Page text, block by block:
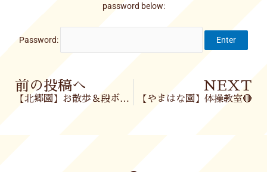
password below:
Password:
Prev
前の投稿へ
【北郷園】お散歩＆段ボールあそび🎶
NEXT
【やまはな園】体操教室🔴